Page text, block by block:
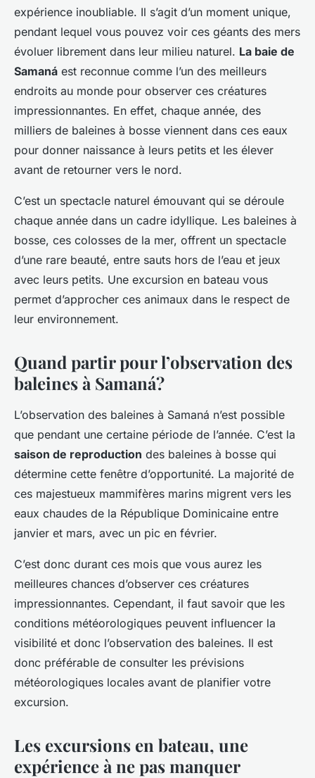
expérience inoubliable. Il s’agit d’un moment unique,
pendant lequel vous pouvez voir ces géants des mers
évoluer librement dans leur milieu naturel. La baie de
Samaná est reconnue comme l’un des meilleurs
endroits au monde pour observer ces créatures
impressionnantes. En effet, chaque année, des
milliers de baleines à bosse viennent dans ces eaux
pour donner naissance à leurs petits et les élever
avant de retourner vers le nord.
C’est un spectacle naturel émouvant qui se déroule
chaque année dans un cadre idyllique. Les baleines à
bosse, ces colosses de la mer, offrent un spectacle
d’une rare beauté, entre sauts hors de l’eau et jeux
avec leurs petits. Une excursion en bateau vous
permet d’approcher ces animaux dans le respect de
leur environnement.
Quand partir pour l’observation des
baleines à Samaná?
L’observation des baleines à Samaná n’est possible
que pendant une certaine période de l’année. C’est la
saison de reproduction des baleines à bosse qui
détermine cette fenêtre d’opportunité. La majorité de
ces majestueux mammifères marins migrent vers les
eaux chaudes de la République Dominicaine entre
janvier et mars, avec un pic en février.
C’est donc durant ces mois que vous aurez les
meilleures chances d’observer ces créatures
impressionnantes. Cependant, il faut savoir que les
conditions météorologiques peuvent influencer la
visibilité et donc l’observation des baleines. Il est
donc préférable de consulter les prévisions
météorologiques locales avant de planifier votre
excursion.
Les excursions en bateau, une
expérience à ne pas manquer